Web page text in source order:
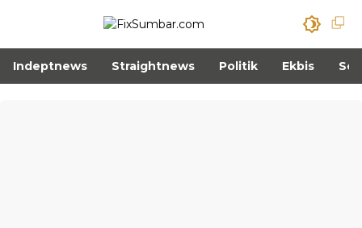
Indeptnews Straightnews Politik Ekbis